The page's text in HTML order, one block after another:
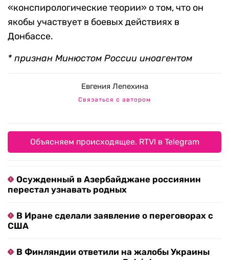
«конспирологические теории» о том, что он
якобы участвует в боевых действиях в
Донбассе.
* признан Минюстом России иноагентом
Евгения Лепехина
Связаться с автором
Объясняем происходящее. RTVI в Telegram
Осужденный в Азербайджане россиянин
перестал узнавать родных
В Иране сделали заявление о переговорах с
США
В Финляндии ответили на жалобы Украины